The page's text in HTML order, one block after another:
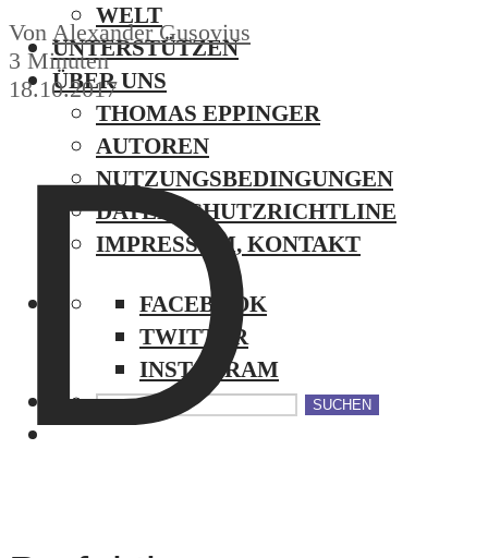
WELT
UNTERSTÜTZEN
ÜBER UNS
THOMAS EPPINGER
AUTOREN
NUTZUNGSBEDINGUNGEN
DATENSCHUTZRICHTLINE
IMPRESSUM, KONTAKT
FACEBOOK
TWITTER
INSTAGRAM
SUCHEN
Von Alexander Gusovius
3 Minuten
18.10.2017
D